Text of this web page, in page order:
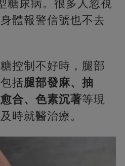
糖尿病。很多人忽視
體報警信號也不去
控制不好時，腿部
括腿部發麻、抽
合、色素沉著等現
時就醫治療。